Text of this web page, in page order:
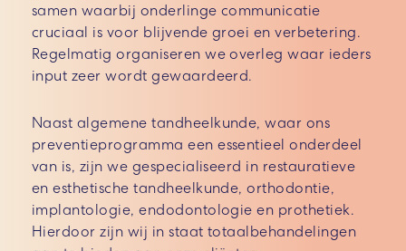
samen waarbij onderlinge communicatie
cruciaal is voor blijvende groei en verbetering.
Regelmatig organiseren we overleg waar ieders
input zeer wordt gewaardeerd.
Naast algemene tandheelkunde, waar ons
preventieprogramma een essentieel onderdeel
van is, zijn we gespecialiseerd in restauratieve
en esthetische tandheelkunde, orthodontie,
implantologie, endodontologie en prothetiek.
Hierdoor zijn wij in staat totaalbehandelingen